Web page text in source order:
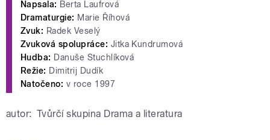
Napsala: Berta Laufrová
Dramaturgie: Marie Říhová
Zvuk: Radek Veselý
Zvuková spolupráce: Jitka Kundrumová
Hudba: Danuše Stuchlíková
Režie: Dimitrij Dudík
Natočeno: v roce 1997
autor: Tvůrčí skupina Drama a literatura